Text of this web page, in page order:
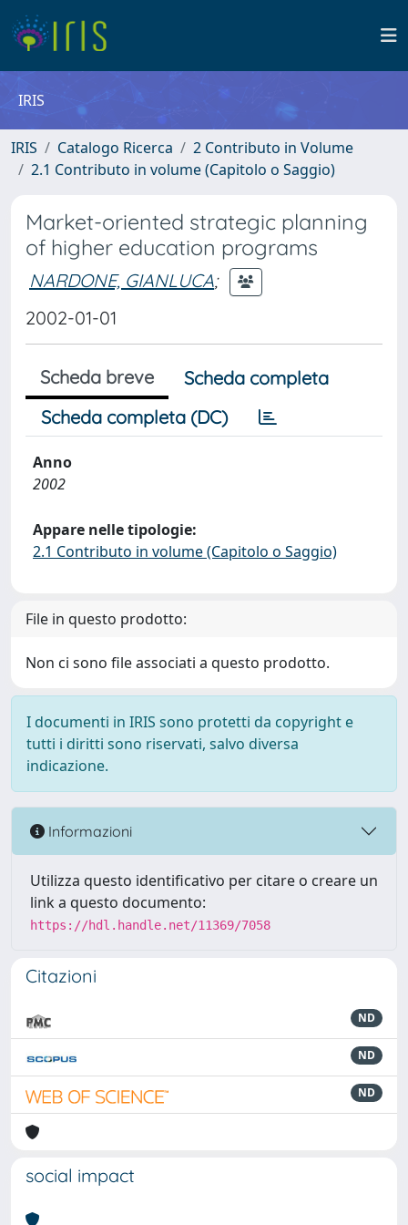
IRIS
IRIS Catalogo Ricerca
2 Contributo in Volume
2.1 Contributo in volume (Capitolo o Saggio)
Market-oriented strategic planning
of higher education programs
NARDONE, GIANLUCA;
2002-01-01
Scheda breve
Scheda completa
Scheda completa (DC)
Anno
2002
Appare nelle tipologie:
2.1 Contributo in volume (Capitolo o Saggio)
File in questo prodotto:
Non ci sono file associati a questo prodotto.
I documenti in IRIS sono protetti da copyright e
tutti i diritti sono riservati, salvo diversa
indicazione.
Informazioni
Utilizza questo identificativo per citare o creare un
link a questo documento:
https://hdl.handle.net/11369/7058
Citazioni
ND
ND
ND
social impact